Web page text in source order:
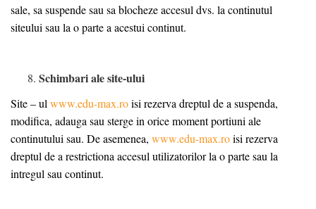
sale, sa suspende sau sa blocheze accesul dvs. la continutul
siteului sau la o parte a acestui continut.
Schimbari ale site-ului
Site – ul www.edu-max.roisi rezerva dreptul de a suspenda,
modifica, adauga sau sterge in orice moment portiuni ale
continutului sau. De asemenea, www.edu-max.roisi rezerva
dreptul de a restrictiona accesul utilizatorilor la o parte sau la
intregul sau continut.